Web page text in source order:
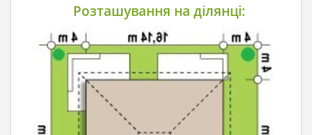
Розташування на ділянці: